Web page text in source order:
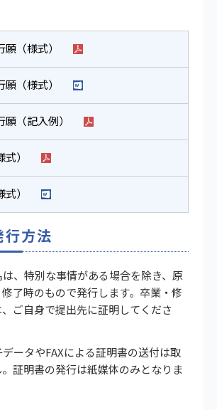
（様式）
（様式）
（記入例）
）
）
行方法
、特別な事情がある場合を除き、原
了時のもので発行します。卒業・修
ご自身で提出先に証明してくださ
ータやFAXによる証明書の送付は取
証明書の発行は紙媒体のみとなりま